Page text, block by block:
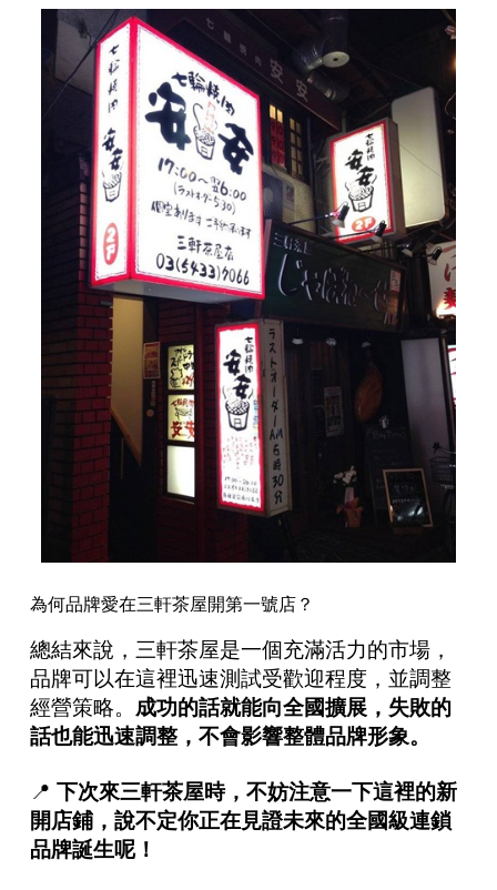
為何品牌愛在三軒茶屋開第一號店？
總結來說，三軒茶屋是一個充滿活力的市場，
品牌可以在這裡迅速測試受歡迎程度，並調整
經營策略。 成功的話就能向全國擴展，失敗的
話也能迅速調整，不會影響整體品牌形象。
📍 下次來三軒茶屋時，不妨注意一下這裡的新
開店鋪，說不定你正在見證未來的全國級連鎖
品牌誕生呢！